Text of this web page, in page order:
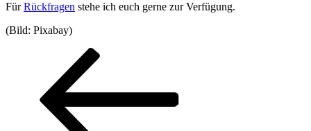
FürRückfragen stehe ich euch gerne zur Verfügung.
(Bild: Pixabay)
Seitennummerierung
Beiträge